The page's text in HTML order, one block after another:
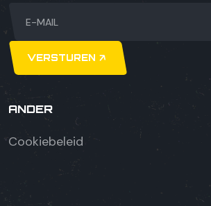
VERSTUREN
ANDER
Cookiebeleid